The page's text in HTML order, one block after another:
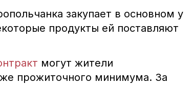
закупает в основном у
продукты ей поставляют
могут жители
прожиточного минимума. За